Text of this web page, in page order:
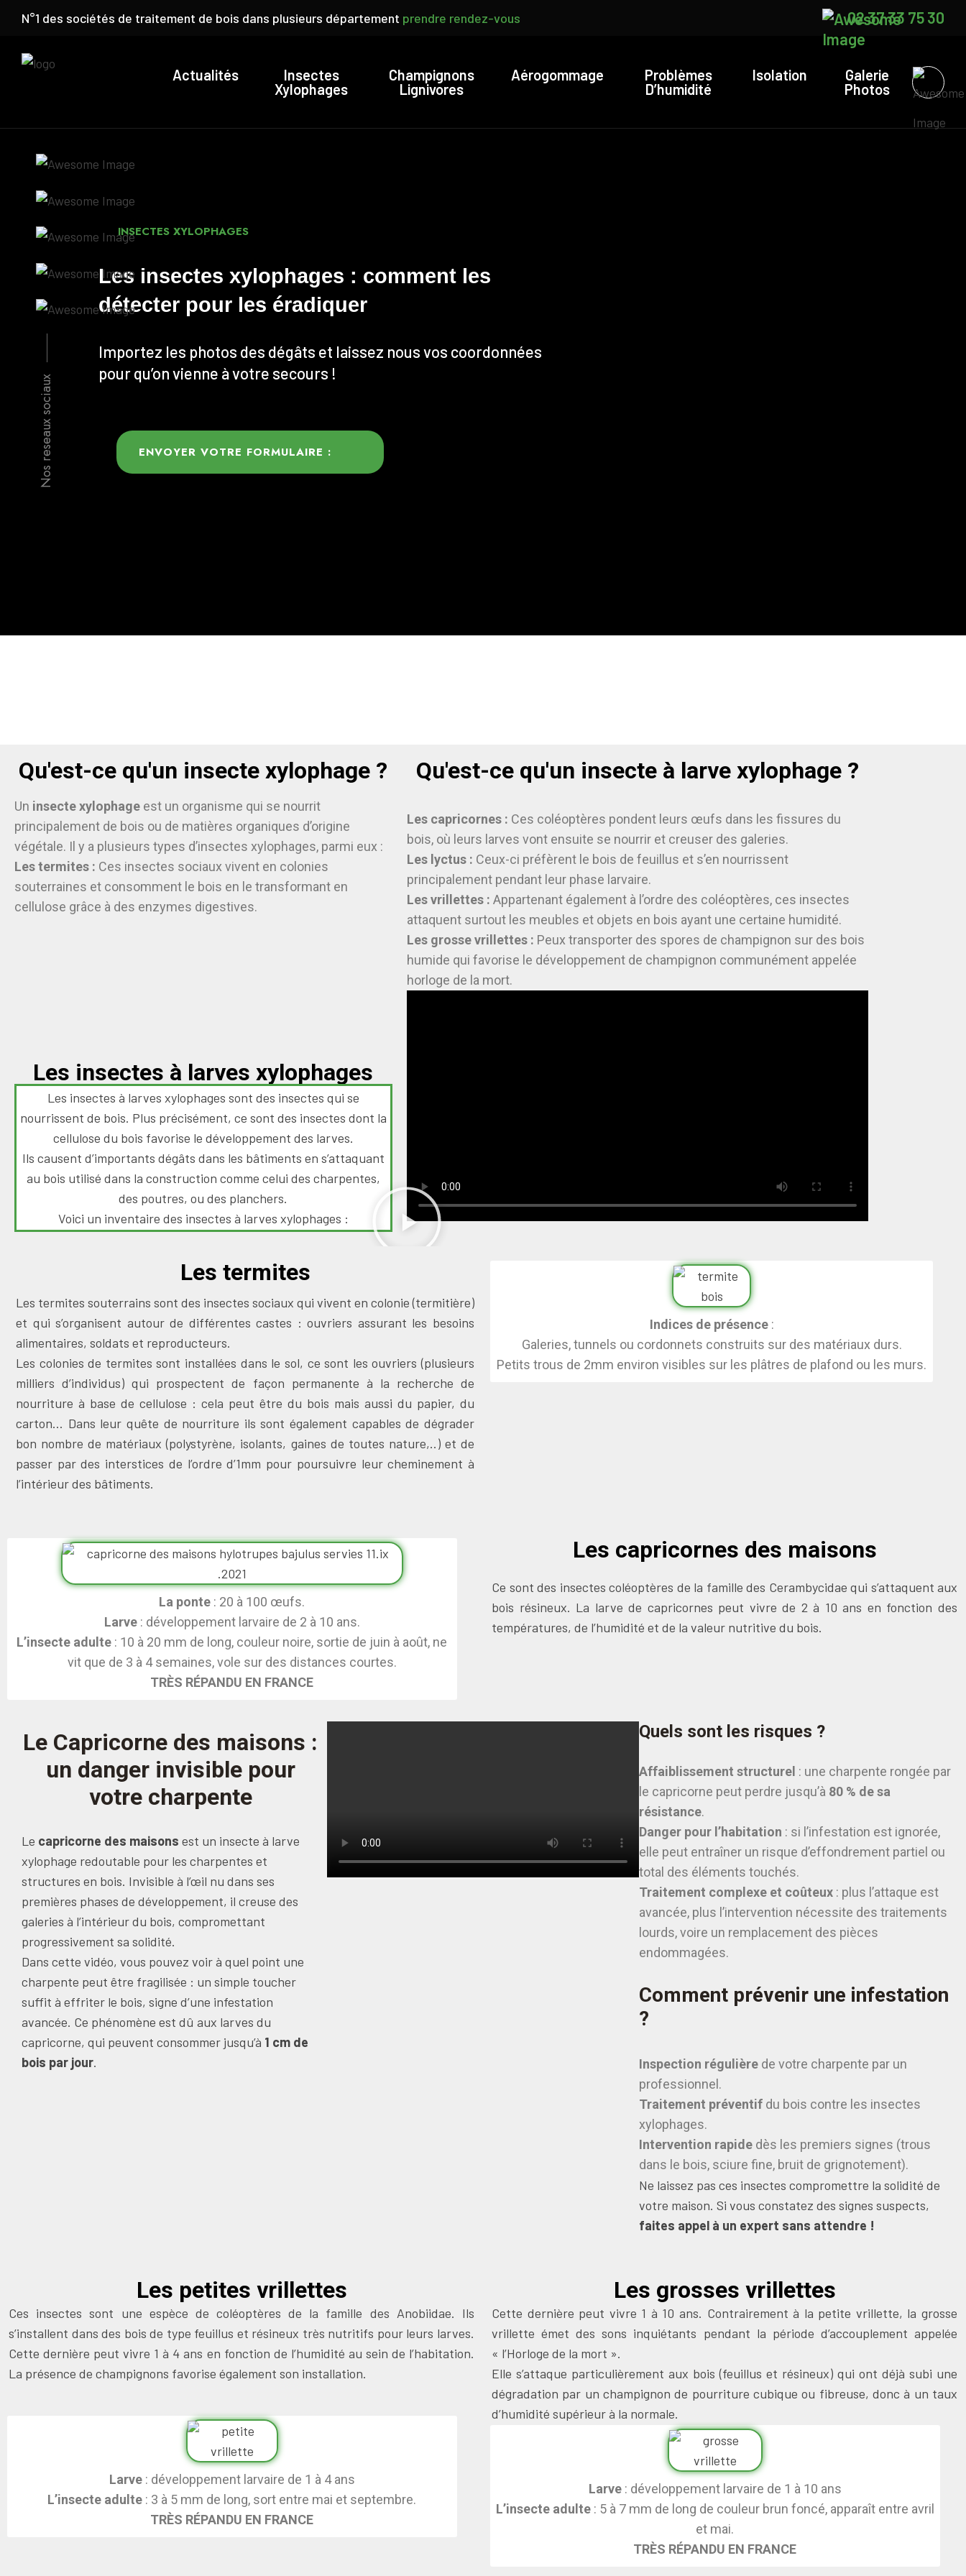
N°1 des sociétés de traitement de bois dans plusieurs département prendre rendez-vous 02 37 33 75 30
Actualités
Insectes
Xylophages
Champignons
Lignivores
Aérogommage
Problèmes
D’humidité
Isolation
Galerie
Photos
INSECTES XYLOPHAGES
Les insectes xylophages : comment les
détecter pour les éradiquer
Importez les photos des dégâts et laissez nous vos coordonnées
pour qu’on vienne à votre secours !
ENVOYER VOTRE FORMULAIRE :
Nos reseaux sociaux
Qu'est-ce qu'un insecte xylophage ?
Un insecte xylophage est un organisme qui se nourrit
principalement de bois ou de matières organiques d’origine
végétale. Il y a plusieurs types d’insectes xylophages, parmi eux :
Les termites : Ces insectes sociaux vivent en colonies
souterraines et consomment le bois en le transformant en
cellulose grâce à des enzymes digestives.
Les insectes à larves xylophages
Les insectes à larves xylophages sont des insectes qui se
nourrissent de bois. Plus précisément, ce sont des insectes dont la
cellulose du bois favorise le développement des larves.
Ils causent d’importants dégâts dans les bâtiments en s’attaquant
au bois utilisé dans la construction comme celui des charpentes,
des poutres, ou des planchers.
Voici un inventaire des insectes à larves xylophages :
Qu'est-ce qu'un insecte à larve xylophage ?
Les capricornes : Ces coléoptères pondent leurs œufs dans les fissures du
bois, où leurs larves vont ensuite se nourrir et creuser des galeries.
Les lyctus : Ceux-ci préfèrent le bois de feuillus et s’en nourrissent
principalement pendant leur phase larvaire.
Les vrillettes : Appartenant également à l’ordre des coléoptères, ces insectes
attaquent surtout les meubles et objets en bois ayant une certaine humidité.
Les grosse vrillettes : Peux transporter des spores de champignon sur des bois
humide qui favorise le développement de champignon communément appelée
horloge de la mort.
Les termites
Les termites souterrains sont des insectes sociaux qui vivent en colonie (termitière)
et qui s’organisent autour de différentes castes : ouvriers assurant les besoins
alimentaires, soldats et reproducteurs.
Les colonies de termites sont installées dans le sol, ce sont les ouvriers (plusieurs
milliers d’individus) qui prospectent de façon permanente à la recherche de
nourriture à base de cellulose : cela peut être du bois mais aussi du papier, du
carton… Dans leur quête de nourriture ils sont également capables de dégrader
bon nombre de matériaux (polystyrène, isolants, gaines de toutes nature,..) et de
passer par des interstices de l’ordre d’1mm pour poursuivre leur cheminement à
l’intérieur des bâtiments.
Indices de présence :
Galeries, tunnels ou cordonnets construits sur des matériaux durs.
Petits trous de 2mm environ visibles sur les plâtres de plafond ou les murs.
La ponte : 20 à 100 œufs.
Larve: développement larvaire de 2 à 10 ans.
L’insecte adulte : 10 à 20 mm de long, couleur noire, sortie de juin à août, ne
vit que de 3 à 4 semaines, vole sur des distances courtes.
TRÈS RÉPANDU EN FRANCE
Les capricornes des maisons
Ce sont des insectes coléoptères de la famille des Cerambycidae qui s’attaquent aux
bois résineux. La larve de capricornes peut vivre de 2 à 10 ans en fonction des
températures, de l’humidité et de la valeur nutritive du bois.
Le Capricorne des maisons :
un danger invisible pour
votre charpente
Le capricorne des maisons est un insecte à larve
xylophage redoutable pour les charpentes et
structures en bois. Invisible à l’œil nu dans ses
premières phases de développement, il creuse des
galeries à l’intérieur du bois, compromettant
progressivement sa solidité.
Dans cette vidéo, vous pouvez voir à quel point une
charpente peut être fragilisée : un simple toucher
suffit à effriter le bois, signe d’une infestation
avancée. Ce phénomène est dû aux larves du
capricorne, qui peuvent consommer jusqu’à 1 cm de
bois par jour.
Quels sont les risques ?
Affaiblissement structurel : une charpente rongée par
le capricorne peut perdre jusqu’à 80 % de sa
résistance.
Danger pour l’habitation : si l’infestation est ignorée,
elle peut entraîner un risque d’effondrement partiel ou
total des éléments touchés.
Traitement complexe et coûteux : plus l’attaque est
avancée, plus l’intervention nécessite des traitements
lourds, voire un remplacement des pièces
endommagées.
Comment prévenir une infestation
?
Inspection régulière de votre charpente par un
professionnel.
Traitement préventif du bois contre les insectes
xylophages.
Intervention rapide dès les premiers signes (trous
dans le bois, sciure fine, bruit de grignotement).
Ne laissez pas ces insectes compromettre la solidité de
votre maison. Si vous constatez des signes suspects,
faites appel à un expert sans attendre !
Les petites vrillettes
Ces insectes sont une espèce de coléoptères de la famille des Anobiidae. Ils
s’installent dans des bois de type feuillus et résineux très nutritifs pour leurs larves.
Cette dernière peut vivre 1 à 4 ans en fonction de l’humidité au sein de l’habitation.
La présence de champignons favorise également son installation.
Larve: développement larvaire de 1 à 4 ans
L’insecte adulte : 3 à 5 mm de long, sort entre mai et septembre.
TRÈS RÉPANDU EN FRANCE
Les grosses vrillettes
Cette dernière peut vivre 1 à 10 ans. Contrairement à la petite vrillette, la grosse
vrillette émet des sons inquiétants pendant la période d’accouplement appelée
« l’Horloge de la mort ».
Elle s’attaque particulièrement aux bois (feuillus et résineux) qui ont déjà subi une
dégradation par un champignon de pourriture cubique ou fibreuse, donc à un taux
d’humidité supérieur à la normale.
Larve: développement larvaire de 1 à 10 ans
L’insecte adulte: 5 à 7 mm de long de couleur brun foncé, apparaît entre avril
et mai.
TRÈS RÉPANDU EN FRANCE